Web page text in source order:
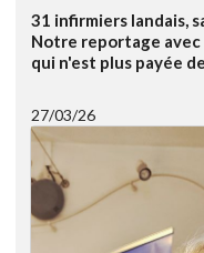
31 infirmiers landais,
Notre reportage avec
qui n'est plus payée
27/03/26